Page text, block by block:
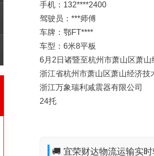
手机：132****2400
驾驶员：***师傅
车牌：鄂FT****
车型：6米8平板
6月2日诸暨至杭州市萧山区萧
浙江省杭州市萧山区萧山经济技
浙江万象瑞利减震器有限公司
24托
🚚 宜荣财达物流运输实